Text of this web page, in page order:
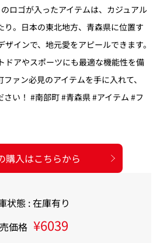
ロゴが入ったアイテムは、カジュアル
り。日本の東北地方、青森県に位置す
インで、地元愛をアピールできます。
ドアやスポーツにも最適な機能性を備
ァン必見のアイテムを手に入れて、
い！ #南部町 #青森県 #アイテム #フ
購入はこちらから
状態 : 在庫有り
価格 ¥6039